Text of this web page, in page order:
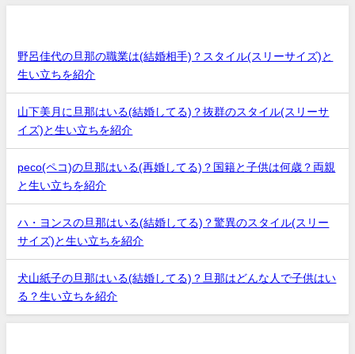
野呂佳代の旦那の職業は(結婚相手)？スタイル(スリーサイズ)と
生い立ちを紹介
山下美月に旦那はいる(結婚してる)？抜群のスタイル(スリーサ
イズ)と生い立ちを紹介
peco(ペコ)の旦那はいる(再婚してる)？国籍と子供は何歳？両親
と生い立ちを紹介
ハ・ヨンスの旦那はいる(結婚してる)？驚異のスタイル(スリー
サイズ)と生い立ちを紹介
犬山紙子の旦那はいる(結婚してる)？旦那はどんな人で子供はい
る？生い立ちを紹介